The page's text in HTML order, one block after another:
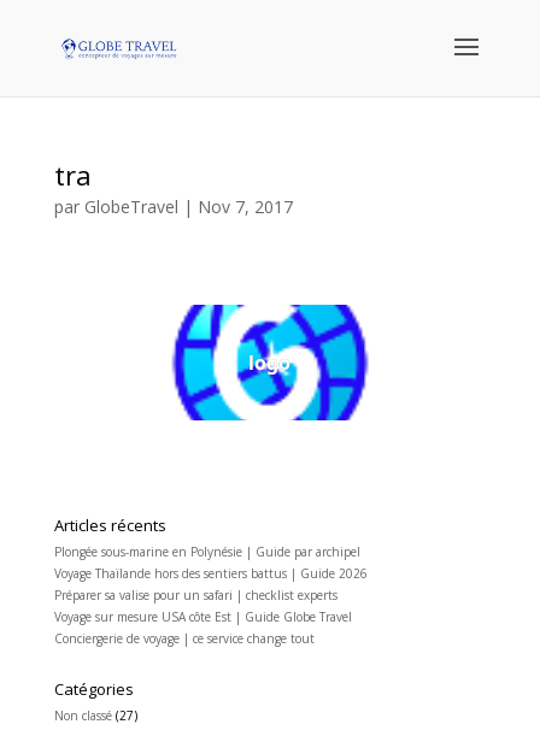
tra
par GlobeTravel | Nov 7, 2017
logo
Articles récents
Plongée sous-marine en Polynésie | Guide par archipel
Voyage Thaïlande hors des sentiers battus | Guide 2026
Préparer sa valise pour un safari | checklist experts
Voyage sur mesure USA côte Est | Guide Globe Travel
Conciergerie de voyage | ce service change tout
Catégories
Non classé(27)